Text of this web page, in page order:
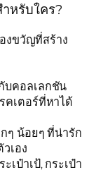
หรับใคร?
งขวัญที่สร้าง
บคอลเลกชัน
คเตอร์ที่หาได้
ๆ น้อยๆ ที่น่ารัก
เอง
เป๋าเป้, กระเป๋า